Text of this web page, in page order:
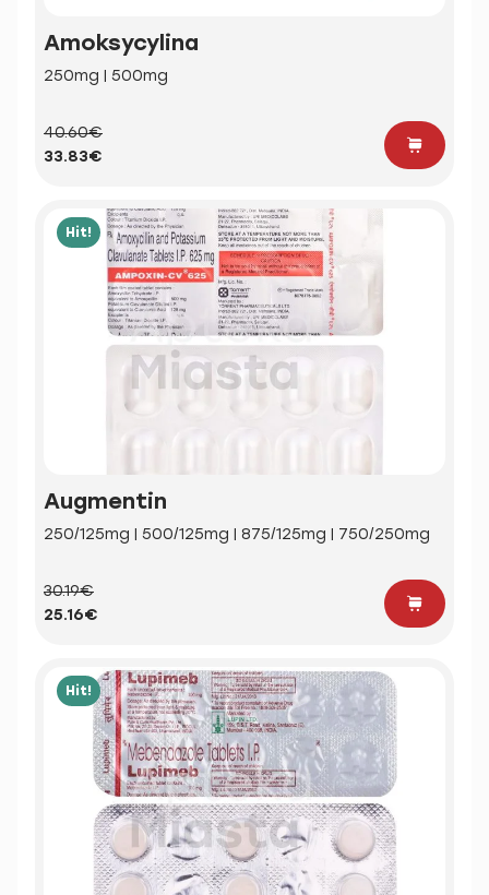
Amoksycylina
250mg | 500mg
40.60€
33.83€
Hit!
Augmentin
250/125mg | 500/125mg | 875/125mg | 750/250mg
30.19€
25.16€
Hit!